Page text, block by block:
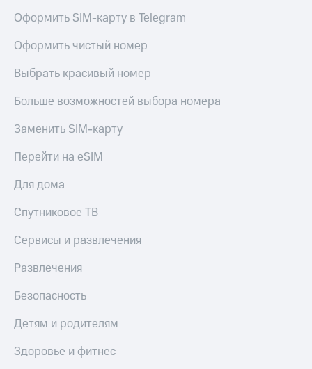
Оформить SIM-карту в Telegram
Оформить чистый номер
Выбрать красивый номер
Больше возможностей выбора номера
Заменить SIM-карту
Перейти на eSIM
Для дома
Спутниковое ТВ
Сервисы и развлечения
Развлечения
Безопасность
Детям и родителям
Здоровье и фитнес